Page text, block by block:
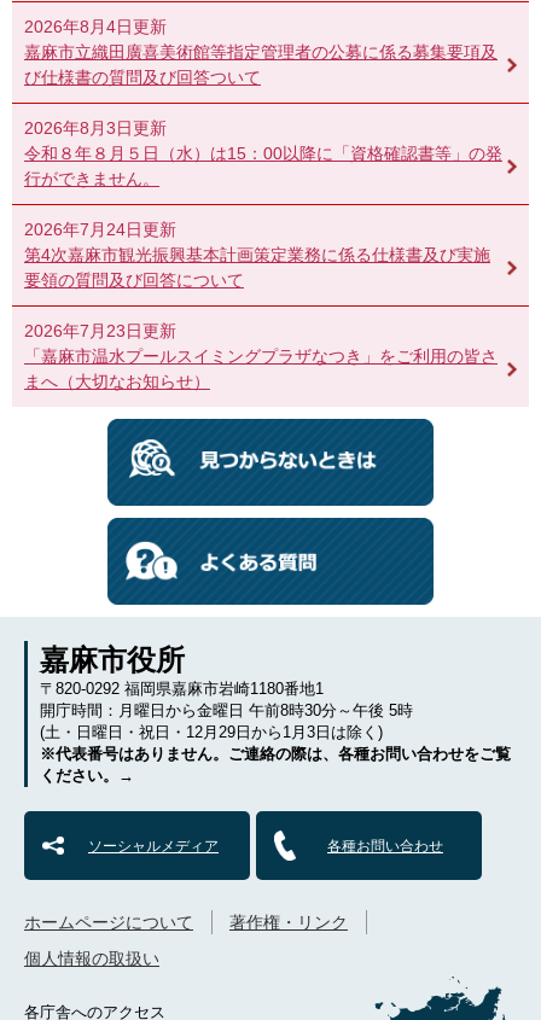
2026年8月4日更新
嘉麻市立織田廣喜美術館等指定管理者の公募に係る募集要項及
び仕様書の質問及び回答ついて
2026年8月3日更新
令和８年８月５日（水）は15：00以降に「資格確認書等」の発
行ができません。
2026年7月24日更新
第4次嘉麻市観光振興基本計画策定業務に係る仕様書及び実施
要領の質問及び回答について
2026年7月23日更新
「嘉麻市温水プールスイミングプラザなつき」をご利用の皆さ
まへ（大切なお知らせ）
嘉麻市役所
〒820-0292 福岡県嘉麻市岩崎1180番地1
開庁時間：月曜日から金曜日 午前8時30分～午後 5時
(土・日曜日・祝日・12月29日から1月3日は除く)
※代表番号はありません。ご連絡の際は、各種お問い合わせをご覧
ください。→
ソーシャルメディア 各種お問い合わせ
各庁舎へのアクセス
ホームページについて
著作権・リンク
個人情報の取扱い